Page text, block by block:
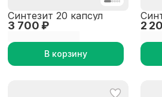
3 700 ₽
Синтезит 20 капсул
В корзину
2